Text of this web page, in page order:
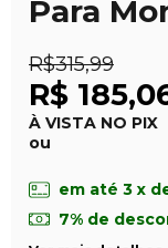
Para
R$315,99
R$
À VISTA NO PIX
ou
em até 3 x
7% de